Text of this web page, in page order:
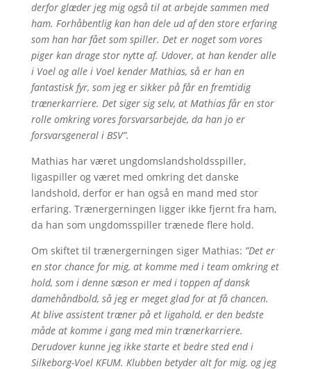
derfor glæder jeg mig også til at arbejde sammen med
ham. Forhåbentlig kan han dele ud af den store erfaring
som han har fået som spiller. Det er noget som vores
piger kan drage stor nytte af. Udover, at han kender alle
i Voel og alle i Voel kender Mathias, så er han en
fantastisk fyr, som jeg er sikker på får en fremtidig
trænerkarriere. Det siger sig selv, at Mathias får en stor
rolle omkring vores forsvarsarbejde, da han jo er
forsvarsgeneral i BSV”.
Mathias har været ungdomslandsholdsspiller,
ligaspiller og været med omkring det danske
landshold, derfor er han også en mand med stor
erfaring. Trænergerningen ligger ikke fjernt fra ham,
da han som ungdomsspiller trænede flere hold.
Om skiftet til trænergerningen siger Mathias: ”Det er
en stor chance for mig, at komme med i team omkring et
hold, som i denne sæson er med i toppen af dansk
damehåndbold, så jeg er meget glad for at få chancen.
At blive assistent træner på et ligahold, er den bedste
måde at komme i gang med min trænerkarriere.
Derudover kunne jeg ikke starte et bedre sted end i
Silkeborg-Voel KFUM. Klubben betyder alt for mig, og jeg